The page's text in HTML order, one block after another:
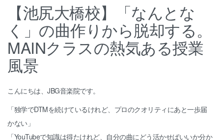
【池尻大橋校】「なんとな
く」の曲作りから脱却する。
MAINクラスの熱気ある授業
風景
こんにちは、JBG音楽院です。
「独学でDTMを続けているけれど、プロのクオリティにあと一歩届
かない」
「YouTubeで知識は得たけれど、自分の曲にどう活かせばいいか分か